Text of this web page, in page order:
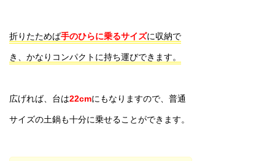
折りたためば手のひらに乗るサイズに収納で
き、かなりコンパクトに持ち運びできます。
広げれば、台は22cmにもなりますので、普通
サイズの土鍋も十分に乗せることができます。